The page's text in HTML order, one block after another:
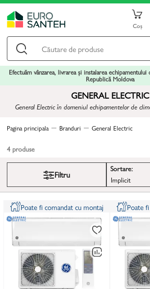
Coș
Efectuăm vânzarea, livrarea și instalarea
Republică Moldova
GENERAL ELECTRIC
General Electric în domeniul echipamentelor de
Pagina principala Branduri General Electric
4 produse
Filtru
Sortare:
Implicit
Poate fi comandat cu montaj Poate